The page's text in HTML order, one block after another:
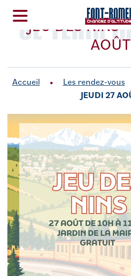
SE TENIR
JEU DES NINS
AOÛT
Accueil Les rendez-vous
JEUDI 27